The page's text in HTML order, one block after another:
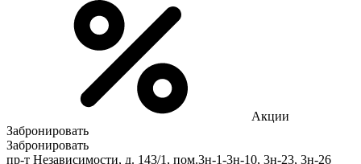
Акции
Забронировать
Забронировать
пр-т Независимости, д. 143/1, пом.3н-1-3н-10, 3н-23, 3н-26